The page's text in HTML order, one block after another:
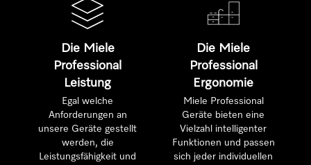
Die Miele
Professional
Leistung
Egal welche
Anforderungen an
unsere Geräte gestellt
werden, die
Leistungsfähigkeit und
Die Miele
Professional
Ergonomie
Miele Professional
Geräte bieten eine
Vielzahl intelligenter
Funktionen und passen
sich jeder individuellen